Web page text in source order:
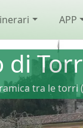
APP
di
tra le torri